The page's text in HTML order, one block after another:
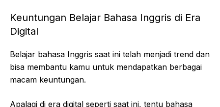
Keuntungan Belajar Bahasa Inggris di Era
Digital
Belajar bahasa Inggris saat ini telah menjadi trend dan
bisa membantu kamu untuk mendapatkan berbagai
macam keuntungan.
Apalagi di era digital seperti saat ini, tentu bahasa